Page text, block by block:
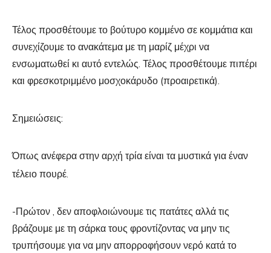
Τέλος προσθέτουμε το βούτυρο κομμένο σε κομμάτια και
συνεχίζουμε το ανακάτεμα με τη μαρίζ μέχρι να
ενσωματωθεί κι αυτό εντελώς. Τέλος προσθέτουμε πιπέρι
και φρεσκοτριμμένο μοσχοκάρυδο (προαιρετικά).
Σημειώσεις:
Όπως ανέφερα στην αρχή τρία είναι τα μυστικά για έναν
τέλειο πουρέ.
-Πρώτον , δεν αποφλοιώνουμε τις πατάτες αλλά τις
βράζουμε με τη σάρκα τους φροντίζοντας να μην τις
τρυπήσουμε για να μην απορροφήσουν νερό κατά το